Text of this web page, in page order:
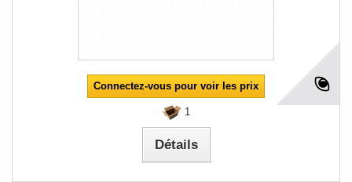
Connectez-vous pour voir les prix
1
Détails